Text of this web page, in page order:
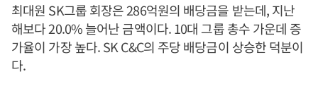
최대원 SK그룹 회장은 286억원의 배당금을 받는데, 지난
해보다 20.0% 늘어난 금액이다. 10대 그룹 총수 가운데 증
가율이 가장 높다. SK C&C의 주당 배당금이 상승한 덕분이
다.